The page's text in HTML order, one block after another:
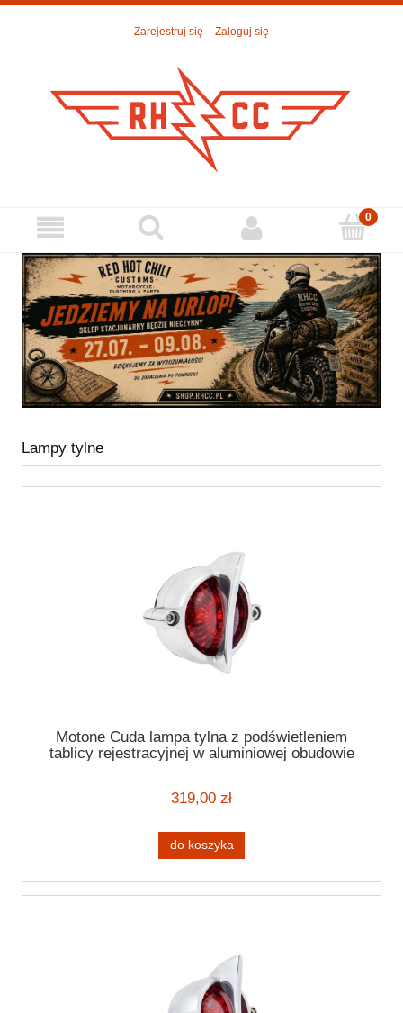
Zarejestruj się Zaloguj się
Lampy tylne
Motone Cuda lampa tylna z podświetleniem
tablicy rejestracyjnej w aluminiowej obudowie
319,00 zł
do koszyka